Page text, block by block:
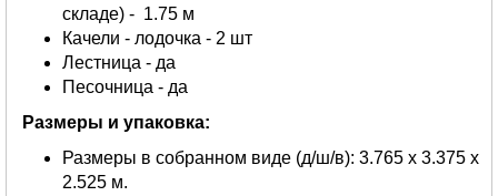
складе) - 1.75 м
Качели - лодочка - 2 шт
Лестница - да
Песочница - да
Размеры и упаковка:
Размеры в собранном виде (д/ш/в): 3.765 х 3.375 х
2.525 м.